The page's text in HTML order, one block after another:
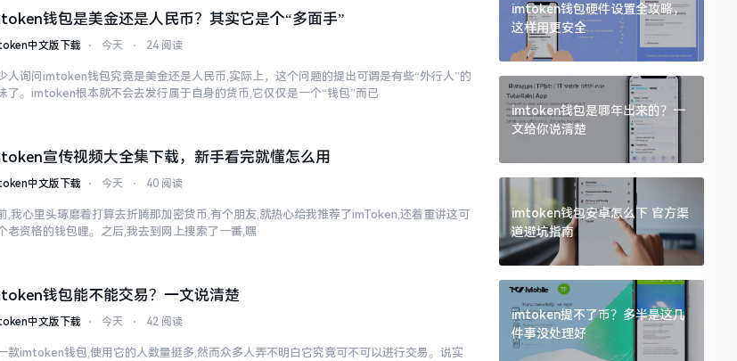
钱包是美金还是人民币？其实它是个“多面手”
中文版下载 ⋅ 今天 ⋅ 24 阅读
人询问imtoken钱包究竟是美金还是人民币,实际上，这个问题的提出可谓是有些“外行人”的
了。imtoken根本就不会去发行属于自身的货币,它仅仅是一个“钱包”而已
宣传视频大全集下载，新手看完就懂怎么用
中文版下载 ⋅ 今天 ⋅ 40 阅读
,我心里头琢磨着打算去折腾那加密货币,有个朋友,就热心给我推荐了imToken,还着重讲这可
老资格的钱包哩。之后,我去到网上搜索了一番,嘿
钱包能不能交易？一文说清楚
中文版下载 ⋅ 今天 ⋅ 42 阅读
款imtoken钱包,使用它的人数量挺多,然而众多人弄不明白它究竟可不可以进行交易。说实
imtoken钱包硬件设置全攻略，
这样用更安全
imtoken钱包是哪年出来的？一
文给你说清楚
imtoken钱包安卓怎么下 官方渠
道避坑指南
imtoken提不了币？多半是这几
件事没处理好